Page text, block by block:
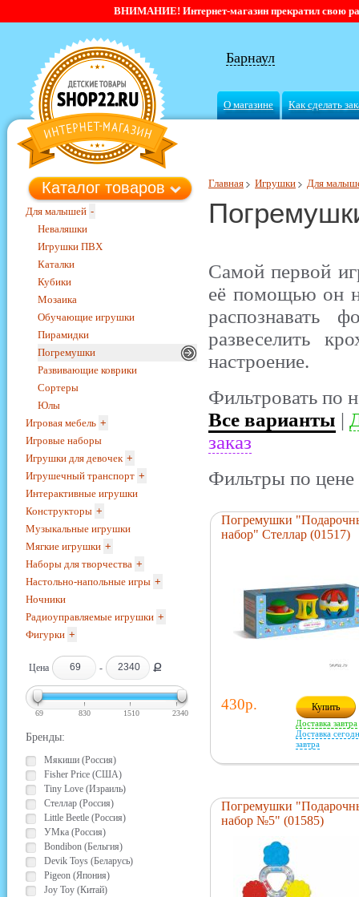
ВНИМАНИЕ! Интернет-магазин прекратил свою
Барнаул
О магазине Как сделать
Главная Игрушки Для
Самой первой
её помощью он
распознавать
развеселить
настроение.
Фильтровать по
Все варианты |
заказ
Фильтры по цене
Каталог товаров
Для малышей -
Неваляшки
Игрушки ПВХ
Каталки
Кубики
Мозаика
Обучающие игрушки
Пирамидки
Погремушки
Развивающие коврики
Сортеры
Юлы
Игровая мебель +
Игровые наборы
Игрушки для девочек +
Игрушечный транспорт +
Интерактивные игрушки
Конструкторы +
Музыкальные игрушки
Мягкие игрушки +
Наборы для творчества +
Настольно-напольные игры +
Ночники
Радиоуправляемые игрушки +
Фигурки +
Цена - Ք
69 830 1510 2340
Бренды:
Мякиши (Россия)
Fisher Price (США)
Tiny Love (Израиль)
Стеллар (Россия)
Little Beetle (Россия)
УМка (Россия)
Bondibon (Бельгия)
Devik Toys (Беларусь)
Pigeon (Япония)
Joy Toy (Китай)
Погремушки
набор" Стеллар (01517)
430р. Купить
Доставка завтра
Доставка
завтра
Погремушки
набор №5" (01585)